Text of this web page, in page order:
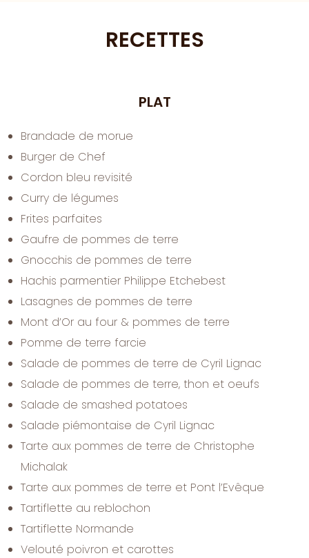
RECETTES
PLAT
Brandade de morue
Burger de Chef
Cordon bleu revisité
Curry de légumes
Frites parfaites
Gaufre de pommes de terre
Gnocchis de pommes de terre
Hachis parmentier Philippe Etchebest
Lasagnes de pommes de terre
Mont d’Or au four & pommes de terre
Pomme de terre farcie
Salade de pommes de terre de Cyril Lignac
Salade de pommes de terre, thon et oeufs
Salade de smashed potatoes
Salade piémontaise de Cyril Lignac
Tarte aux pommes de terre de Christophe
Michalak
Tarte aux pommes de terre et Pont l’Evêque
Tartiflette au reblochon
Tartiflette Normande
Velouté poivron et carottes